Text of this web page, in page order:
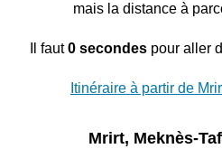
mais la distance à
Il faut0 secondes pour aller
Itinéraire à partir de
Mrirt, Meknès-